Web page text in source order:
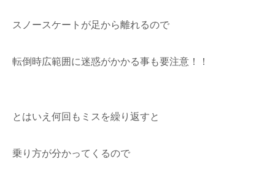
スノースケートが足から離れるので
転倒時広範囲に迷惑がかかる事も要注意！！
とはいえ何回もミスを繰り返すと
乗り方が分かってくるので